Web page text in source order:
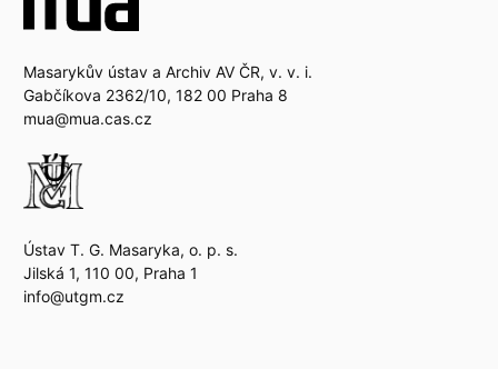
Masarykův ústav a Archiv AV ČR, v. v. i.
Gabčíkova 2362/10, 182 00 Praha 8
mua@mua.cas.cz
Ústav T. G. Masaryka, o. p. s.
Jilská 1, 110 00, Praha 1
info@utgm.cz